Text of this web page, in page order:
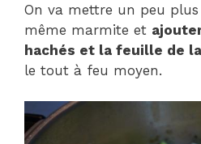
On va mettre un peu plus
même marmite et
hachés et la feuille de
le tout à feu moyen.